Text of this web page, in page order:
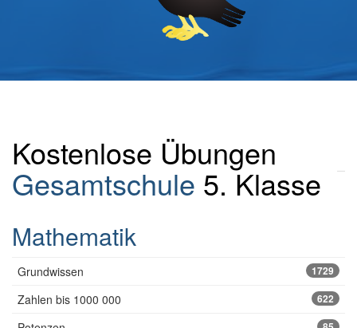
Kostenlose Übungen
Gesamtschule 5. Klasse
Mathematik
Grundwissen 1729
Zahlen bis 1000 000 622